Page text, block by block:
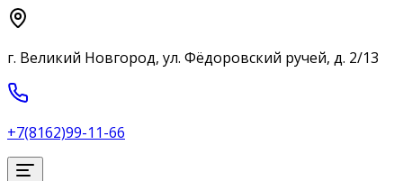
г. Великий Новгород, ул. Фёдоровский ручей, д. 2/13
+7(8162)99-11-66